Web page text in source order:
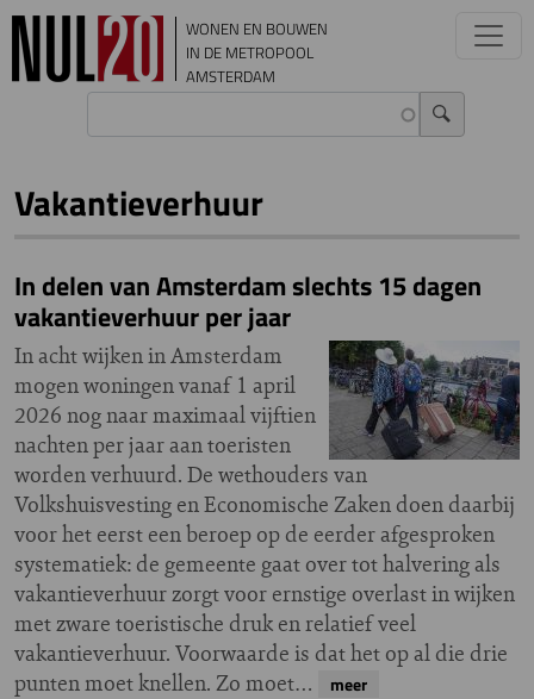
Overslaan en naar de inhoud gaan
WONEN EN BOUWEN
IN DE METROPOOL
AMSTERDAM
Vakantieverhuur
In delen van Amsterdam slechts 15 dagen
vakantieverhuur per jaar
In acht wijken in Amsterdam
mogen woningen vanaf 1 april
2026 nog naar maximaal vijftien
nachten per jaar aan toeristen
worden verhuurd. De wethouders van
Volkshuisvesting en Economische Zaken doen daarbij
voor het eerst een beroep op de eerder afgesproken
systematiek: de gemeente gaat over tot halvering als
vakantieverhuur zorgt voor ernstige overlast in wijken
met zware toeristische druk en relatief veel
vakantieverhuur. Voorwaarde is dat het op al die drie
punten moet knellen. Zo moet…
meer